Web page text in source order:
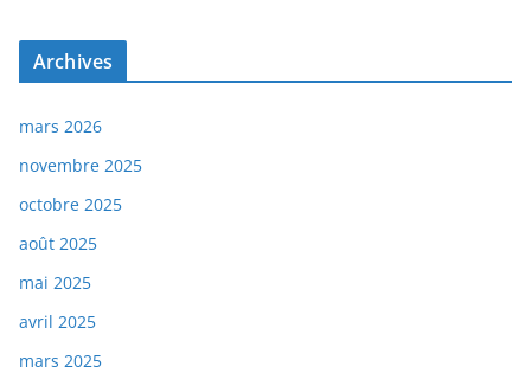
Archives
mars 2026
novembre 2025
octobre 2025
août 2025
mai 2025
avril 2025
mars 2025